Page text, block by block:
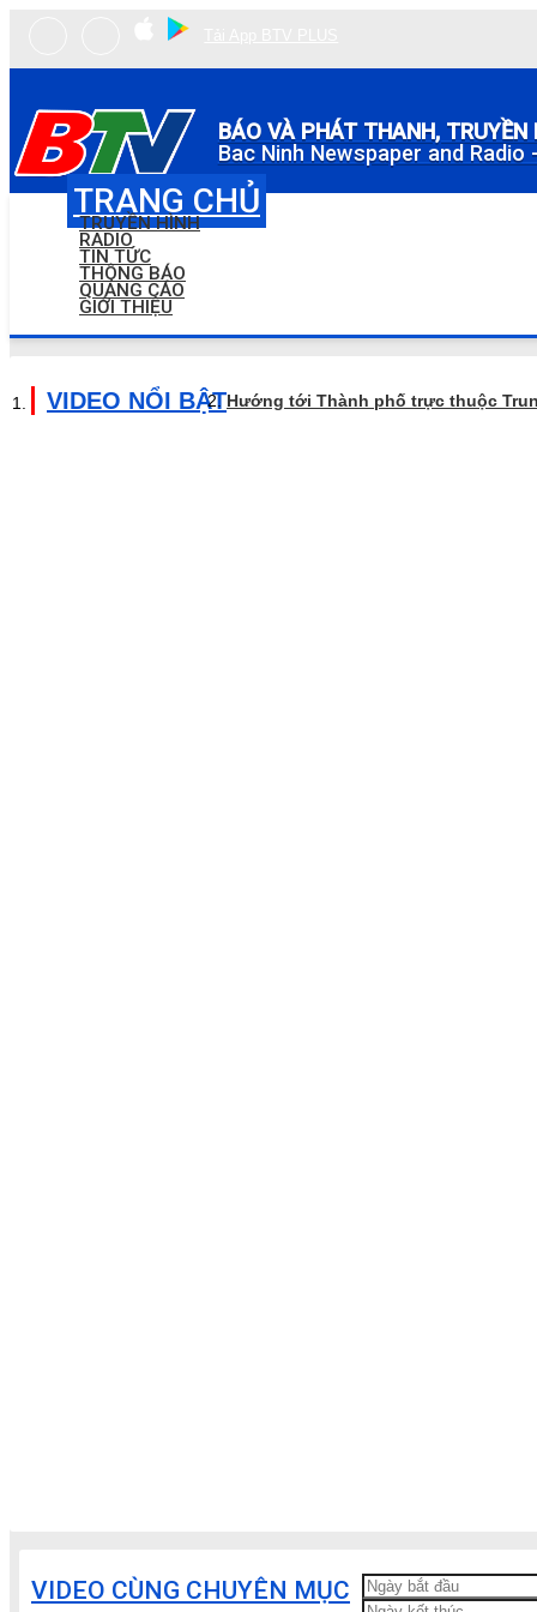
BÁO VÀ PHÁT THANH, TRUYỀN
Bac Ninh Newspaper and Radio
TRANG CHỦ
TRUYỀN HÌNH
RADIO
TIN TỨC
THÔNG BÁO
QUẢNG CÁO
GIỚI THIỆU
VIDEO NỔI BẬTHướng tới Thành phố trực thuộc
VIDEO CÙNG CHUYÊN MỤC